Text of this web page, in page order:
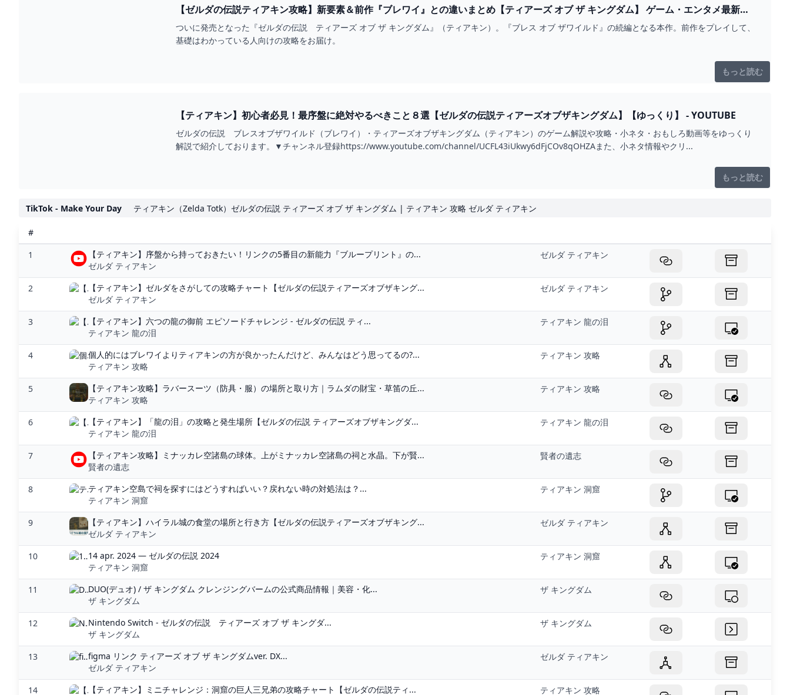
【ゼルダの伝説ティアキン攻略】新要素＆前作『ブレワイ』との違いまとめ【ティアーズ オブ ザ キングダム】 ゲーム・エンタメ最新情
報のファミ通.COM
ついに発売となった『ゼルダの伝説 ティアーズ オブ ザ キングダム』（ティアキン）。『ブレス オブ ザワイルド』の続編となる本作。前作をプレイして、
基礎はわかっている人向けの攻略をお届け。
もっと読む
【ティアキン】初心者必見！最序盤に絶対やるべきこと８選【ゼルダの伝説ティアーズオブザキングダム】【ゆっくり】 - YOUTUBE
ゼルダの伝説 ブレスオブザワイルド（ブレワイ）・ティアーズオブザキングダム（ティアキン）のゲーム解説や攻略・小ネタ・おもしろ動画等をゆっくり
解説で紹介しております。▼チャンネル登録https://www.youtube.com/channel/UCFL43iUkwy6dFjCOv8qOHZAまた、小ネタ情報やクリ...
もっと読む
TikTok - Make Your Day ティアキン（Zelda Totk）ゼルダの伝説 ティアーズ オブ ザ キングダム | ティアキン 攻略 ゼルダ ティアキン
#
1
【ティアキン】序盤から持っておきたい！リンクの5番目の新能力『ブループリント』の...
ゼルダ ティアキン
ゼルダ ティアキン
2
【ティアキン】ゼルダをさがしての攻略チャート【ゼルダの伝説ティアーズオブザキング...
ゼルダ ティアキン
ゼルダ ティアキン
3
【ティアキン】六つの龍の御前 エピソードチャレンジ - ゼルダの伝説 ティ...
ティアキン 龍の泪
ティアキン 龍の泪
4
個人的にはブレワイよりティアキンの方が良かったんだけど、みんなはどう思ってるの?...
ティアキン 攻略
ティアキン 攻略
5
【ティアキン攻略】ラバースーツ（防具・服）の場所と取り方｜ラムダの財宝・草笛の丘...
ティアキン 攻略
ティアキン 攻略
6
【ティアキン】「龍の泪」の攻略と発生場所【ゼルダの伝説 ティアーズオブザキングダ...
ティアキン 龍の泪
ティアキン 龍の泪
7
【ティアキン攻略】ミナッカレ空諸島の球体。上がミナッカレ空諸島の祠と水晶。下が賢...
賢者の遺志
賢者の遺志
8
ティアキン空島で祠を探すにはどうすればいい？戻れない時の対処法は？...
ティアキン 洞窟
ティアキン 洞窟
9
【ティアキン】ハイラル城の食堂の場所と行き方【ゼルダの伝説ティアーズオブザキング...
ゼルダ ティアキン
ゼルダ ティアキン
10
14 apr. 2024 — ゼルダの伝説 2024
ティアキン 洞窟
ティアキン 洞窟
11
DUO(デュオ) / ザ キングダム クレンジングバームの公式商品情報｜美容・化...
ザ キングダム
ザ キングダム
12
Nintendo Switch - ゼルダの伝説 ティアーズ オブ ザ キングダ...
ザ キングダム
ザ キングダム
13
figma リンク ティアーズ オブ ザ キングダムver. DX...
ゼルダ ティアキン
ゼルダ ティアキン
14 【ティアキン】ミニチャレンジ：洞窟の巨人三兄弟の攻略チャート【ゼルダの伝説ティ... ティアキン 攻略